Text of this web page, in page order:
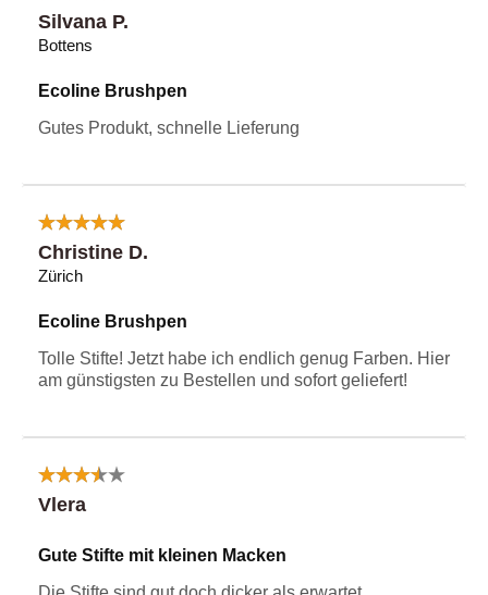
Silvana P.
Bottens
Ecoline Brushpen
Gutes Produkt, schnelle Lieferung
Christine D.
Zürich
Ecoline Brushpen
Tolle Stifte! Jetzt habe ich endlich genug Farben. Hier
am günstigsten zu Bestellen und sofort geliefert!
Vlera
Gute Stifte mit kleinen Macken